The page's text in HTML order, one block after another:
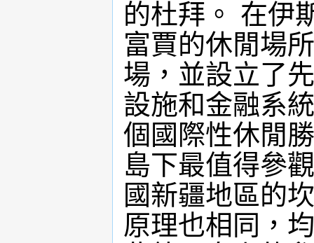
的杜拜。 在伊
富賈的休閒場
場，並設立了
設施和金融系
個國際性休閒
島下最值得參
國新疆地區的
原理也相同，